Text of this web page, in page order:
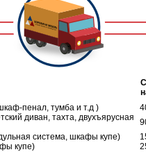
пенал, тумба и т.д )
диван, тахта, двухъярусная
система, шкафы купе)
купе)